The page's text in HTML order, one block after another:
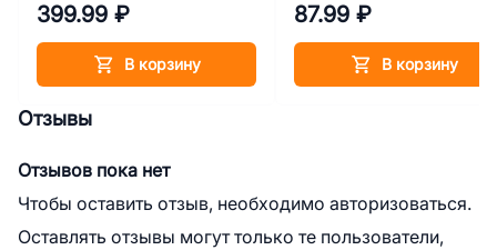
399.99 ₽
В корзину
рыбой в соусе 85 г
87.99 ₽
В корзину
Отзывы
Отзывов пока нет
Чтобы оставить отзыв, необходимо авторизоваться.
Оставлять отзывы могут только те пользователи,